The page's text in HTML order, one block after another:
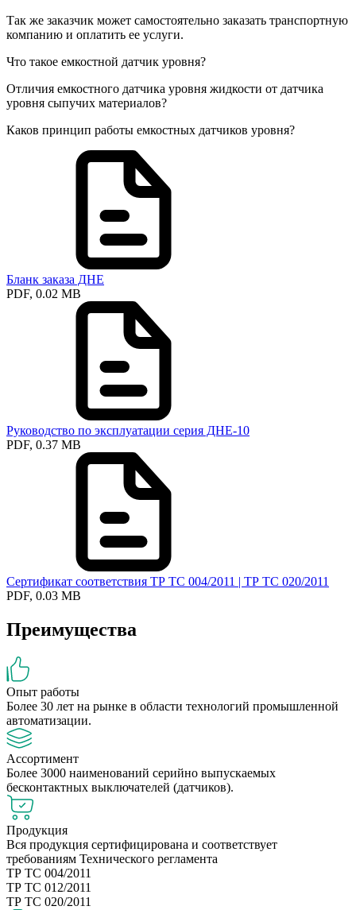
Так же заказчик может самостоятельно заказать транспортную
компанию и оплатить ее услуги.
Что такое емкостной датчик уровня?
Отличия емкостного датчика уровня жидкости от датчика
уровня сыпучих материалов?
Каков принцип работы емкостных датчиков уровня?
Бланк заказа ДНЕ
PDF, 0.02 MB
Руководство по эксплуатации серия ДНЕ-10
PDF, 0.37 MB
Сертификат соответствия ТР ТС 004/2011 | ТР ТС 020/2011
PDF, 0.03 MB
Преимущества
Опыт работы
Более 30 лет на рынке в области технологий промышленной
автоматизации.
Ассортимент
Более 3000 наименований серийно выпускаемых
бесконтактных выключателей (датчиков).
Продукция
Вся продукция сертифицирована и соответствует
требованиям Технического регламента
ТР ТС 004/2011
ТР ТС 012/2011
ТР ТС 020/2011